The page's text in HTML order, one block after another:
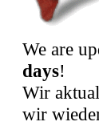
We are
days!
Wir
wir